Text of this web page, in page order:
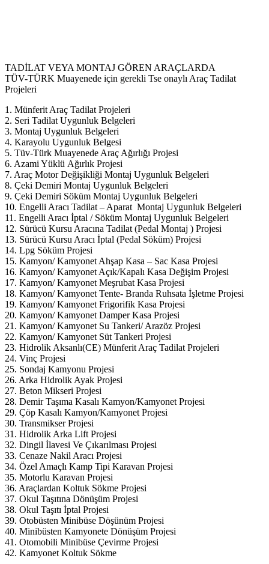
TADİLAT VEYA MONTAJ GÖREN ARAÇLARDA
TÜV-TÜRK Muayenede için gerekli Tse onaylı Araç Tadilat
Projeleri
1. Münferit Araç Tadilat Projeleri
2. Seri Tadilat Uygunluk Belgeleri
3. Montaj Uygunluk Belgeleri
4. Karayolu Uygunluk Belgesi
5. Tüv-Türk Muayenede Araç Ağırlığı Projesi
6. Azami Yüklü Ağırlık Projesi
7. Araç Motor Değişikliği Montaj Uygunluk Belgeleri
8. Çeki Demiri Montaj Uygunluk Belgeleri
9. Çeki Demiri Söküm Montaj Uygunluk Belgeleri
10. Engelli Aracı Tadilat – Aparat Montaj Uygunluk Belgeleri
11. Engelli Aracı İptal / Söküm Montaj Uygunluk Belgeleri
12. Sürücü Kursu Aracına Tadilat (Pedal Montaj ) Projesi
13. Sürücü Kursu Aracı İptal (Pedal Söküm) Projesi
14. Lpg Söküm Projesi
15. Kamyon/ Kamyonet Ahşap Kasa – Sac Kasa Projesi
16. Kamyon/ Kamyonet Açık/Kapalı Kasa Değişim Projesi
17. Kamyon/ Kamyonet Meşrubat Kasa Projesi
18. Kamyon/ Kamyonet Tente- Branda Ruhsata İşletme Projesi
19. Kamyon/ Kamyonet Frigorifik Kasa Projesi
20. Kamyon/ Kamyonet Damper Kasa Projesi
21. Kamyon/ Kamyonet Su Tankeri/ Arazöz Projesi
22. Kamyon/ Kamyonet Süt Tankeri Projesi
23. Hidrolik Aksanlı(CE) Münferit Araç Tadilat Projeleri
24. Vinç Projesi
25. Sondaj Kamyonu Projesi
26. Arka Hidrolik Ayak Projesi
27. Beton Mikseri Projesi
28. Demir Taşıma Kasalı Kamyon/Kamyonet Projesi
29. Çöp Kasalı Kamyon/Kamyonet Projesi
30. Transmikser Projesi
31. Hidrolik Arka Lift Projesi
32. Dingil İlavesi Ve Çıkarılması Projesi
33. Cenaze Nakil Aracı Projesi
34. Özel Amaçlı Kamp Tipi Karavan Projesi
35. Motorlu Karavan Projesi
36. Araçlardan Koltuk Sökme Projesi
37. Okul Taşıtına Dönüşüm Projesi
38. Okul Taşıtı İptal Projesi
39. Otobüsten Minibüse Döşünüm Projesi
40. Minibüsten Kamyonete Dönüşüm Projesi
41. Otomobili Minibüse Çevirme Projesi
42. Kamyonet Koltuk Sökme